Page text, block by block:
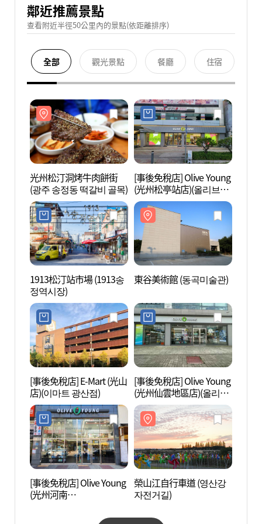
鄰近推薦景點
查看附近半徑50公里內的景點(依距離排序)
全部 觀光景點 餐廳 住宿
光州松汀洞烤牛肉餅街
(광주 송정동 떡갈비 골목)
[事後免稅店] Olive Young
(光州松亭站店)(올리브영
광주송정역점)
1913松汀站市場 (1913송
정역시장)
東谷美術館 (동곡미술관)
[事後免稅店] E-Mart (光山
店)(이마트 광산점)
[事後免稅店] Olive Young
(光州仙雲地區店)(올리브
영 광주선운지구점)
[事後免稅店] Olive Young
(光州河南
브영 광주하남콜럼버스
榮山江自行車道 (영산강
자전거길)